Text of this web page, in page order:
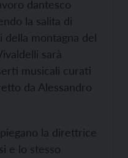
dantesco
la salita di
montagna del
sarà
musicali curati
da Alessandro
la direttrice
e lo stesso